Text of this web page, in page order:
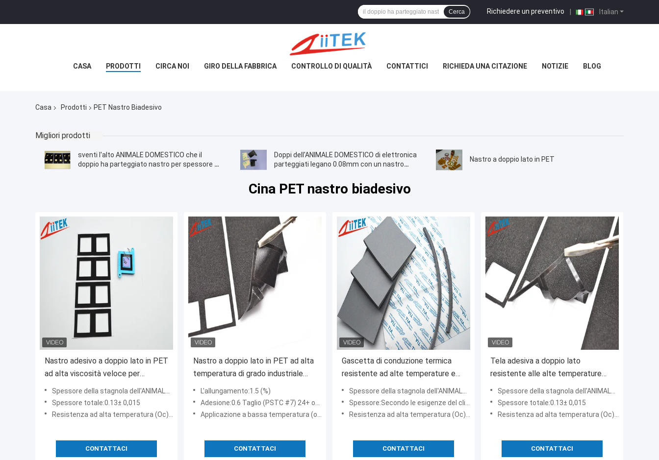
Italian
Richiedere un preventivo |
Cerca
CASA PRODOTTI CIRCA NOI GIRO DELLA FABBRICA CONTROLLO DI QUALITÀ CONTATTICI RICHIEDA UNA CITAZIONE NOTIZIE BLOG
Casa Prodotti PET Nastro Biadesivo
Migliori prodotti
sventi l'alto ANIMALE DOMESTICO che il
doppio ha parteggiato nastro per spessore di
Doppi dell'ANIMALE DOMESTICO di elettronica
parteggiati legano 0.08mm con un nastro
del bastone rapido Z-Paster2080-PE
Nastro a doppio lato in PET
Cina PET nastro biadesivo
Nastro adesivo a doppio lato in PET
ad alta viscosità veloce per
telefoni cellulari -30
Spessore della stagnola dell'ANIMALE DOMESTICO:0.075± 0,005
Spessore totale:0.13± 0,015
Resistenza ad alta temperatura (Oc):120
CONTATTACI
Nastro a doppio lato in PET ad alta
temperatura di grado industriale
con rilievo di 83 libbre
L'allungamento:1.5 (%)
Adesione:0.6 Taglio (PSTC #7) 24+ ore @ Kpa
Applicazione a bassa temperatura (oC):17.9
CONTATTACI
Gascetta di conduzione termica
resistente ad alte temperature e
ad alta pressione
Spessore della stagnola dell'ANIMALE DOMESTICO:0.35±0.03
Spessore:Secondo le esigenze del cliente
Resistenza ad alta temperatura (Oc):200°C
CONTATTACI
Tela adesiva a doppio lato
resistente alle alte temperature
per cellulari
Spessore della stagnola dell'ANIMALE DOMESTICO:0.075± 0,005
Spessore totale:0.13± 0,015
Resistenza ad alta temperatura (Oc):120
CONTATTACI